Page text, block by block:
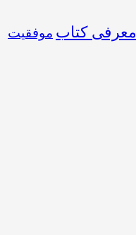
معرفی کتاب موفقیت